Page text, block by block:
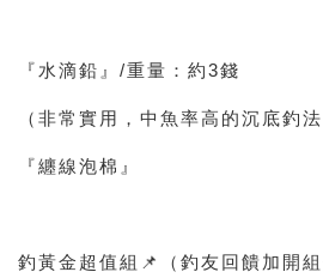
『水滴鉛』/重量：約3錢
（非常實用，中魚率高的沉底釣法
『纏線泡棉』
釣黃金超值組📌（釣友回饋加開組